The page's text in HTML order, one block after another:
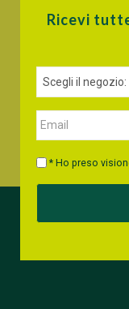
Ricevi
* Ho preso